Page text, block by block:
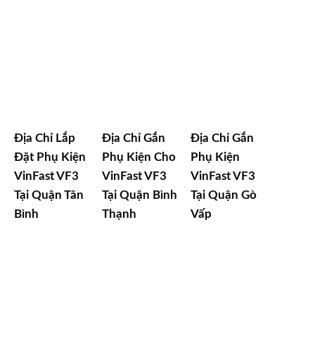
Địa Chỉ Lắp
Đặt Phụ Kiện
VinFast VF3
Tại Quận Tân
Bình
Địa Chỉ Gắn
Phụ Kiện Cho
VinFast VF3
Tại Quận Bình
Thạnh
Địa Chỉ Gắn
Phụ Kiện
VinFast VF3
Tại Quận Gò
Vấp